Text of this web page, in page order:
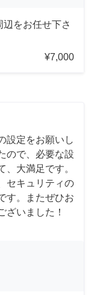
をお任せ下さ
¥7,000
設定をお願いし
ので、必要な設
、大満足です。
セキュリティの
す。またぜひお
ざいました！